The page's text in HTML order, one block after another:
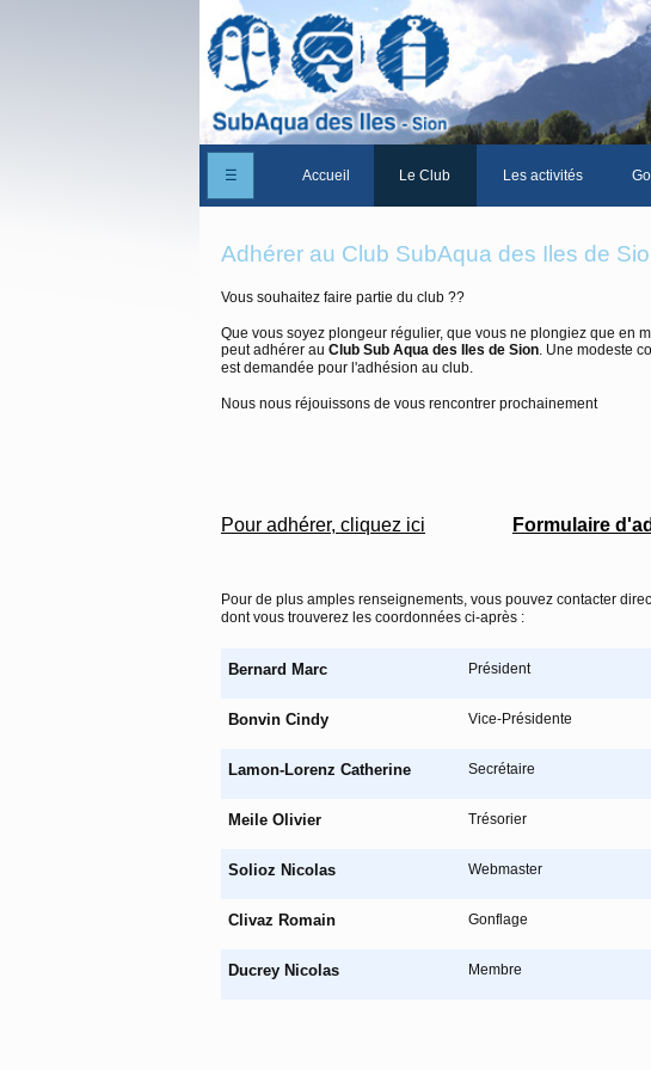
☰ Accueil Le Club
Les membres du club
La Cabane des Iles
Les activités
Adhérer au Club SubAqua des Iles de
Vous souhaitez faire partie du club ??
Que vous soyez plongeur régulier, que vous ne plongiez que en
peut adhérer au Club Sub Aqua des Iles de Sion. Une modeste
est demandée pour l'adhésion au club.
Nous nous réjouissons de vous rencontrer prochainement
Pour adhérer, cliquez ici Formulaire
Pour de plus amples renseignements, vous pouvez contacter
dont vous trouverez les coordonnées ci-après :
Bernard Marc Président
Bonvin Cindy Vice-Présidente
Lamon-Lorenz Catherine Secrétaire
Meile Olivier Trésorier
Solioz Nicolas Webmaster
Clivaz Romain Gonflage
Ducrey Nicolas Membre